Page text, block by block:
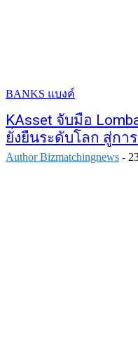
BANKS แบงค์
KAsset จับมือ
ยั่งยืนระดับโลก สู่กา
Author Bizmatchingnews -